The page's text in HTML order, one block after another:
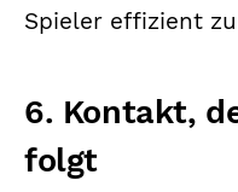
Spieler effizient
6. Kontakt,
folgt